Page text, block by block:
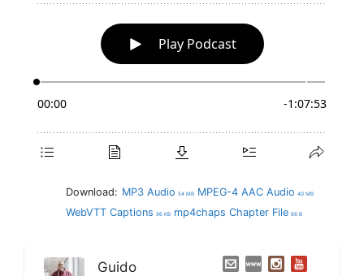
Download: MP3 Audio 54 MB MPEG-4 AAC Audio 40 MB
WebVTT Captions 96 KB mp4chaps Chapter File 68 B
Guido